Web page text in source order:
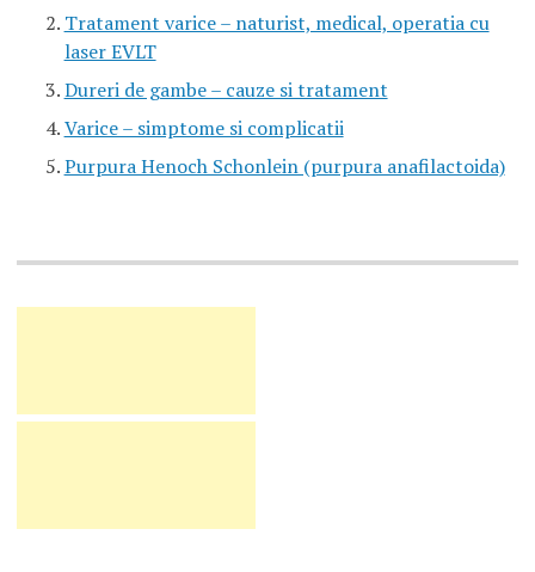
Tratament varice – naturist, medical, operatia cu
laser EVLT
Dureri de gambe – cauze si tratament
Varice – simptome si complicatii
Purpura Henoch Schonlein (purpura anafilactoida)